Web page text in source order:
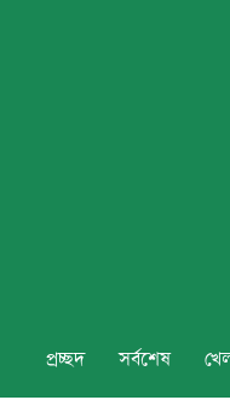
প্রচ্ছদ সর্বশেষ